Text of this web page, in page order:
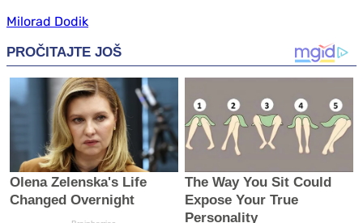
Milorad Dodik